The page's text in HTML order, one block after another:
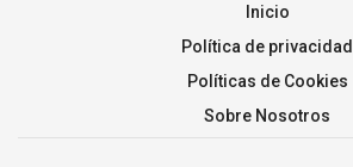
Inicio
Política de privacidad
Políticas de Cookies
Sobre Nosotros